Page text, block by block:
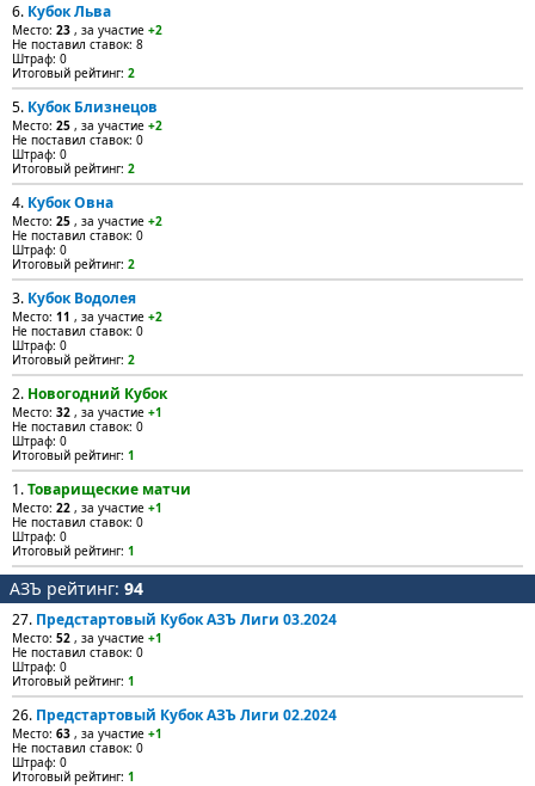
6. Кубок Льва
Место: 23 , за участие +2
Не поставил ставок: 8
Штраф: 0
Итоговый рейтинг: 2
5. Кубок Близнецов
Место: 25 , за участие +2
Не поставил ставок: 0
Штраф: 0
Итоговый рейтинг: 2
4. Кубок Овна
Место: 25 , за участие +2
Не поставил ставок: 0
Штраф: 0
Итоговый рейтинг: 2
3. Кубок Водолея
Место: 11 , за участие +2
Не поставил ставок: 0
Штраф: 0
Итоговый рейтинг: 2
2. Новогодний Кубок
Место: 32 , за участие +1
Не поставил ставок: 0
Штраф: 0
Итоговый рейтинг: 1
1.Товарищеские матчи
Место: 22 , за участие +1
Не поставил ставок: 0
Штраф: 0
Итоговый рейтинг: 1
АЗЪ рейтинг: 94
27. Предстартовый Кубок АЗЪ Лиги 03.2024
Место: 52 , за участие +1
Не поставил ставок: 0
Штраф: 0
Итоговый рейтинг: 1
26. Предстартовый Кубок АЗЪ Лиги 02.2024
Место: 63 , за участие +1
Не поставил ставок: 0
Штраф: 0
Итоговый рейтинг: 1